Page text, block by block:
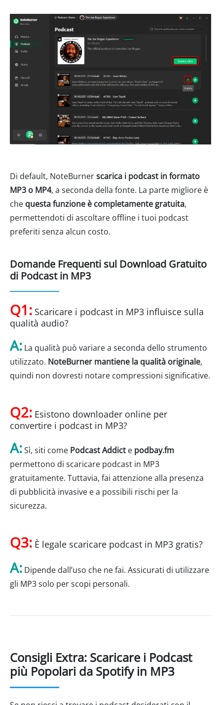
Di default, NoteBurnerscarica i podcast in formato
MP3 o MP4, a seconda della fonte. La parte migliore è
che questa funzione è completamente gratuita,
permettendoti di ascoltare offline i tuoi podcast
preferiti senza alcun costo.
Domande Frequenti sul Download Gratuito
di Podcast in MP3
Q1: Scaricare i podcast in MP3 influisce sulla
qualità audio?
A: La qualità può variare a seconda dello strumento
utilizzato. NoteBurner mantiene la qualità originale,
quindi non dovresti notare compressioni significative.
Q2: Esistono downloader online per
convertire i podcast in MP3?
A:Sì, siti come Podcast Addict e podbay.fm
permettono di scaricare podcast in MP3
gratuitamente. Tuttavia, fai attenzione alla presenza
di pubblicità invasive e a possibili rischi per la
sicurezza.
Q3: È legale scaricare podcast in MP3 gratis?
A: Dipende dall’uso che ne fai. Assicurati di utilizzare
gli MP3 solo per scopi personali.
Consigli Extra: Scaricare i Podcast
più Popolari da Spotify in MP3